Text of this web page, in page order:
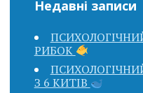
Недавні записи
РИБОК
З 6 КИТІВ